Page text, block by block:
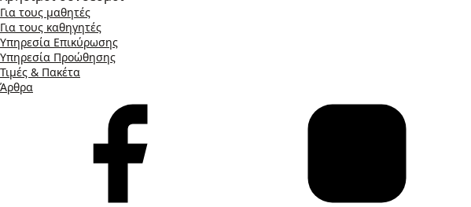
Για τους μαθητές
Για τους καθηγητές
Υπηρεσία Επικύρωσης
Υπηρεσία Προώθησης
Τιμές & Πακέτα
Άρθρα